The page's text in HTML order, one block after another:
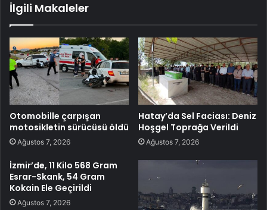
İlgili Makaleler
Otomobille çarpışan
motosikletin sürücüsü öldü
Ağustos 7, 2026
Hatay’da Sel Faciası: Deniz
Hoşgel Toprağa Verildi
Ağustos 7, 2026
İzmir’de, 11 Kilo 568 Gram
Esrar-Skank, 54 Gram
Kokain Ele Geçirildi
Ağustos 7, 2026